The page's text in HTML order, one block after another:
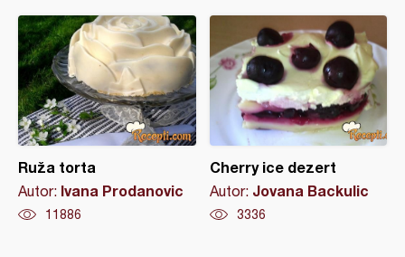
Ruža torta
Autor: Ivana Prodanovic
11886
Cherry ice dezert
Autor: Jovana Backulic
3336